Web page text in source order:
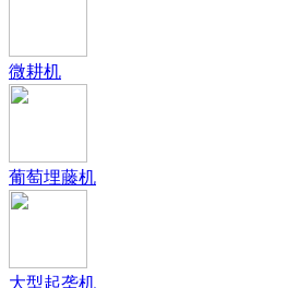
微耕机
葡萄埋藤机
大型起垄机